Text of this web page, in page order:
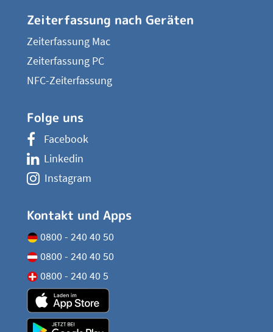
Zeiterfassung nach Geräten
Zeiterfassung Mac
Zeiterfassung PC
NFC-Zeiterfassung
Folge uns
Facebook
Linkedin
Instagram
Kontakt und Apps
0800 - 240 40 50
0800 - 240 40 50
0800 - 240 40 5